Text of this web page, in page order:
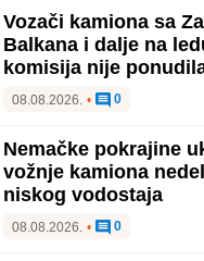
Vozači kamiona sa
Balkana i dalje na
komisija nije
08.08.2026. • 0
Nemačke pokrajine
vožnje kamiona
niskog vodostaja
08.08.2026. • 0